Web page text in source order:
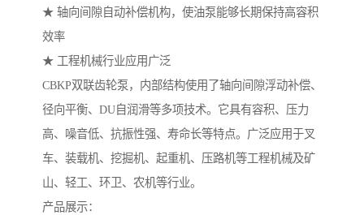
★ 轴向间隙自动补偿机构，使油泵能够长期保持高容积
效率
★ 工程机械行业应用广泛
CBKP双联齿轮泵，内部结构使用了轴向间隙浮动补偿、
径向平衡、DU自润滑等多项技术。它具有容积、压力
高、噪音低、抗振性强、寿命长等特点。广泛应用于叉
车、装载机、挖掘机、起重机、压路机等工程机械及矿
山、轻工、环卫、农机等行业。
产品展示：